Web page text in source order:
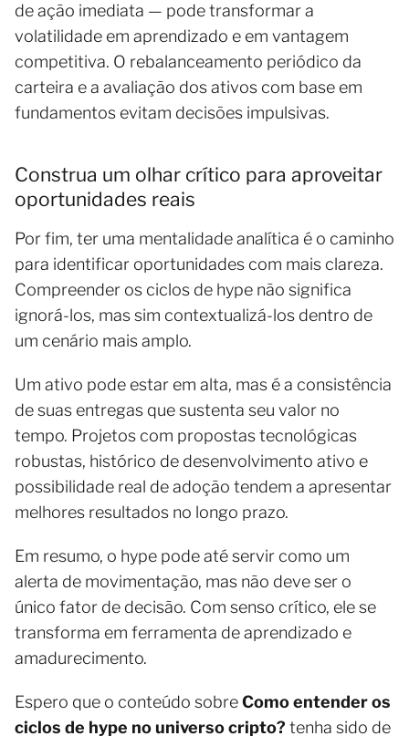
de ação imediata — pode transformar a
volatilidade em aprendizado e em vantagem
competitiva. O rebalanceamento periódico da
carteira e a avaliação dos ativos com base em
fundamentos evitam decisões impulsivas.
Construa um olhar crítico para aproveitar
oportunidades reais
Por fim, ter uma mentalidade analítica é o caminho
para identificar oportunidades com mais clareza.
Compreender os ciclos de hype não significa
ignorá-los, mas sim contextualizá-los dentro de
um cenário mais amplo.
Um ativo pode estar em alta, mas é a consistência
de suas entregas que sustenta seu valor no
tempo. Projetos com propostas tecnológicas
robustas, histórico de desenvolvimento ativo e
possibilidade real de adoção tendem a apresentar
melhores resultados no longo prazo.
Em resumo, o hype pode até servir como um
alerta de movimentação, mas não deve ser o
único fator de decisão. Com senso crítico, ele se
transforma em ferramenta de aprendizado e
amadurecimento.
Espero que o conteúdo sobreComo entender os
ciclos de hype no universo cripto?tenha sido de